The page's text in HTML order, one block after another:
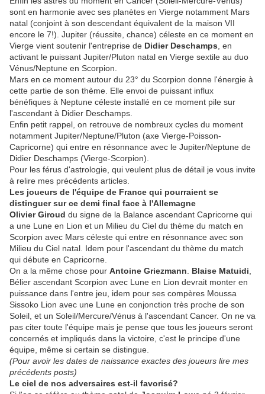
sont en harmonie avec ses planètes en Vierge notamment Mars
natal (conjoint à son descendant équivalent de la maison VII
encore le 7!). Jupiter (réussite, chance) céleste en ce moment en
Vierge vient soutenir l'entreprise de Didier Deschamps , en
activant le puissant Jupiter/Pluton natal en Vierge sextile au duo
Vénus/Neptune en Scorpion.
Mars en ce moment autour du 23° du Scorpion donne l'énergie à
cette partie de son thème. Elle envoi de puissant influx
bénéfiques à Neptune céleste installé en ce moment pile sur
l'ascendant à Didier Deschamps.
Enfin petit rappel, on retrouve de nombreux cycles du moment
notamment Jupiter/Neptune/Pluton (axe Vierge-Poisson-
Capricorne) qui entre en résonnance avec le Jupiter/Neptune de
Didier Deschamps (Vierge-Scorpion).
Pour les férus d'astrologie, qui veulent plus de détail je vous invite
à relire mes précédents articles.
Les joueurs de l'équipe de France qui pourraient se
distinguer sur ce demi final face à l'Allemagne
Olivier Giroud du signe de la Balance ascendant Capricorne qui
a une Lune en Lion et un Milieu du Ciel du thème du match en
Scorpion avec Mars céleste qui entre en résonnance avec son
Milieu du Ciel natal. Idem pour l'ascendant du thème du match
qui débute en Capricorne.
On a la même chose pour Antoine Griezmann Blaise Matuidi
Bélier ascendant Scorpion avec Lune en Lion devrait monter en
puissance dans l'entre jeu, idem pour ses compères Moussa
Sissoko Lion avec une Lune en conjonction très proche de son
Soleil, et un Soleil/Mercure/Vénus à l'ascendant Cancer. On ne va
pas citer toute l'équipe mais je pense que tous les joueurs seront
concernés et impliqués dans la victoire, c'est le principe d'une
équipe, même si certain se distingue.
(Pour avoir les dates de naissance exactes des joueurs lire mes
précédents posts)
Le ciel de nos adversaires est-il favorisé?